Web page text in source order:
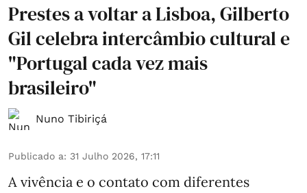
Prestes a voltar a Lisboa, Gilberto
Gil celebra intercâmbio cultural e
"Portugal cada vez mais
brasileiro"
Nuno Tibiriçá
Publicado a: 31 Julho 2026, 17:11
A vivência e o contato com diferentes